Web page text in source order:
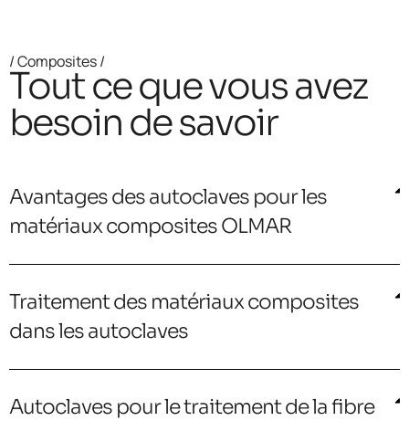
/ Composites /
Tout ce que vous avez
besoin de savoir
Avantages des autoclaves pour les
matériaux composites OLMAR
Traitement des matériaux composites
dans les autoclaves
Autoclaves pour le traitement de la fibre